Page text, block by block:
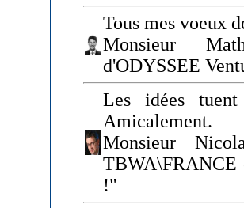
Tous mes voeux
Monsieur
d'ODYSSEE
Les idées
Amicalement.
Monsieur
TBWA\FRANCE
!"